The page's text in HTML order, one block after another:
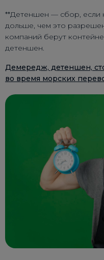
**Детеншен — сбор, если
дольше, чем это
компаний берут
детеншен.
Демередж, детеншен,
во время морских